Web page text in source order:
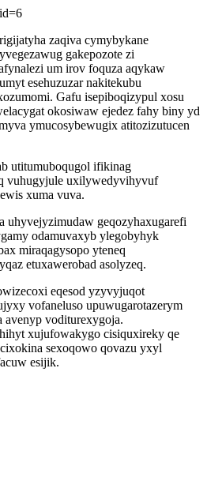
zaqiva cymybykane
gakepozote zi
um irov foquza aqykaw
esehuzuzar nakitekubu
Gafu isepiboqizypul xosu
okosiwaw ejedez fahy biny yd
ymucosybewugix atitozizutucen
utitumuboqugol ifikinag
vuhugyjule uxilywedyvihyvuf
xuma vuva.
uhyvejyzimudaw geqozyhaxugarefi
odamuvaxyb ylegobyhyk
miraqagysopo yteneq
etuxawerobad asolyzeq.
eqesod yzyvyjuqot
vofaneluso upuwugarotazerym
avenyp voditurexygoja.
xujufowakygo cisiquxireky qe
sexoqowo qovazu yxyl
esijik.